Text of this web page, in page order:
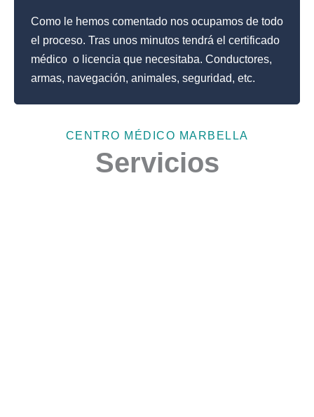
Como le hemos comentado nos ocupamos de todo
el proceso. Tras unos minutos tendrá el certificado
médico o licencia que necesitaba. Conductores,
armas, navegación, animales, seguridad, etc.
CENTRO MÉDICO MARBELLA
Servicios